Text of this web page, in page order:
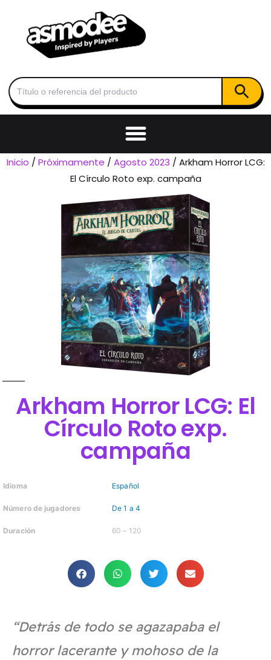
Buscar: Botón de
Inicio /Próximamente /Agosto 2023 / Arkham Horror LCG:
El Círculo Roto exp. campaña
Arkham Horror LCG: El
Círculo Roto exp.
campaña
Idioma Español
Número de jugadores De 1 a 4
Duración 60 – 120
“Detrás de todo se agazapaba el
horror lacerante y mohoso de la